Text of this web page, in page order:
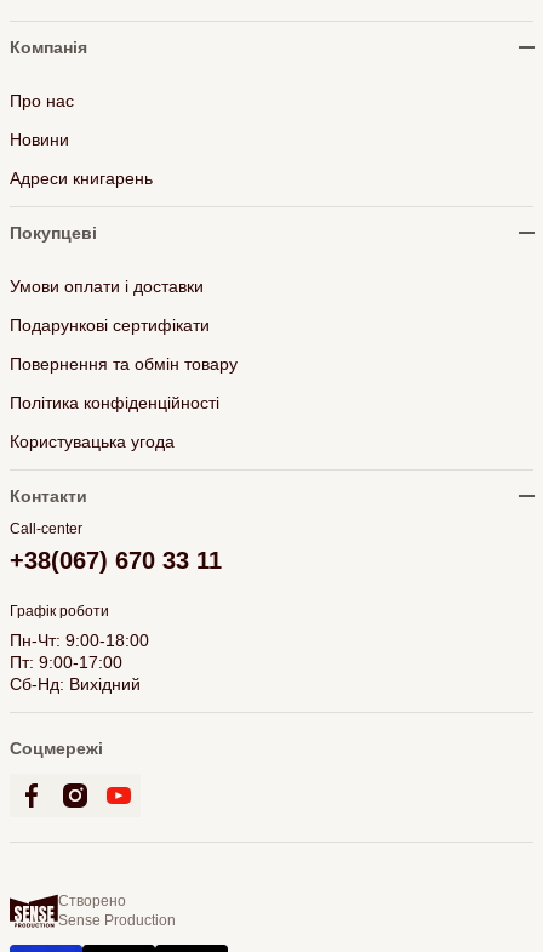
Компанія
Про нас
Новини
Адреси книгарень
Покупцеві
Умови оплати і доставки
Подарункові сертифікати
Повернення та обмін товару
Політика конфіденційності
Користувацька угода
Контакти
Call-center
+38(067) 670 33 11
Графік роботи
Пн-Чт: 9:00-18:00
Пт: 9:00-17:00
Сб-Нд: Вихідний
Соцмережі
Створено
Sense Production